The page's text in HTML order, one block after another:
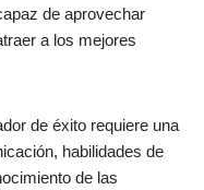
de aprovechar
a los mejores
de éxito requiere una
habilidades de
de las